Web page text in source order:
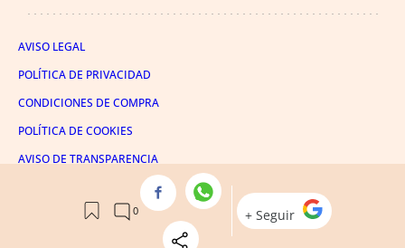
AVISO LEGAL
POLÍTICA DE PRIVACIDAD
CONDICIONES DE COMPRA
POLÍTICA DE COOKIES
AVISO DE TRANSPARENCIA
ADMINISTRACIÓN UTIQ